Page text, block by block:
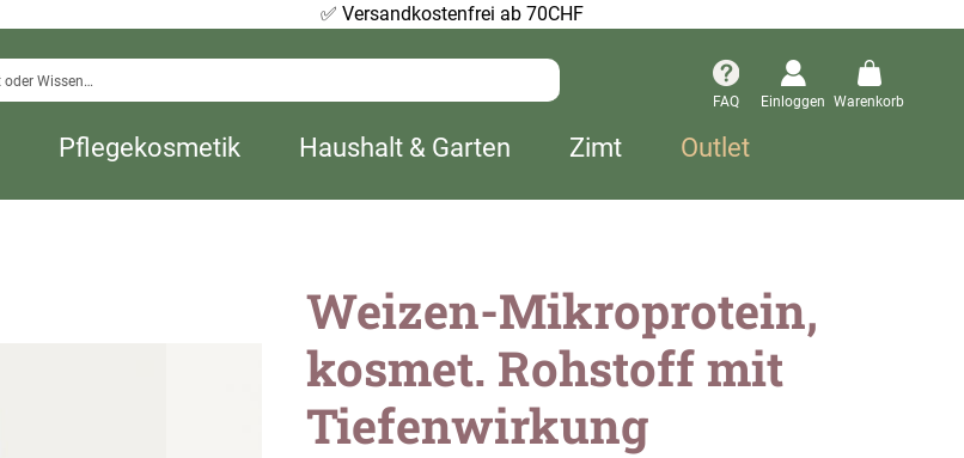
✅Versandkostenfrei ab 70CHF
FAQ Einloggen Warenkorb
Pflegekosmetik Haushalt & Garten Zimt Outlet
Weizen-Mikroprotein,
kosmet. Rohstoff mit
Tiefenwirkung